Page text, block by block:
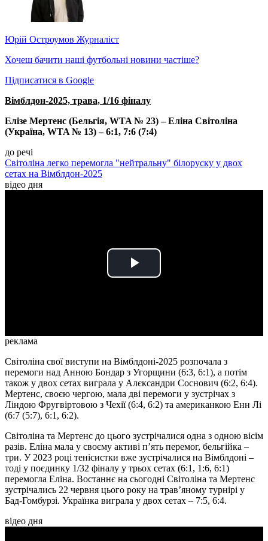
Юрій Остроумов Журналіст
Хочеш бачити наші футбольні новини частіше?
Підписатися в Google
Вімблдон-2025, трава, 1/16 фіналу
Елізе Мертенс (Бельгія, WTA № 23) – Еліна Світоліна
(Україна, WTA № 13) – 6:1, 7:6 (7:4)
до речі
Світоліна легко перемогла "нейтральну" білоруску у двох
сетах на Вімблдон-2025
відео дня
Play
реклама
Світоліна свої виступи на Вімблдоні-2025 розпочала з
перемоги над Анною Бондар з Угорщини (6:3, 6:1), а потім
також у двох сетах виграла у Алєксандри Соснович (6:2, 6:4).
Мертенс, своєю чергою, мала дві перемоги у зустрічах з
Ліндою Фругвіртовою з Чехії (6:4, 6:2) та американкою Енн Лі
(6:7 (5:7), 6:1, 6:2).
Світоліна та Мертенс до цього зустрічалися одна з одною вісім
разів. Еліна мала у своєму активі п’ять перемог, бельгійка –
три. У 2023 році тенісистки вже зустрічалися на Вімблдоні –
тоді у поєдинку 1/32 фіналу у трьох сетах (6:1, 1:6, 6:1)
перемогла Еліна. Востаннє на сьогодні Світоліна та Мертенс
зустрічались 22 червня цього року на трав’яному турнірі у
Бад-Гомбурзі. Українка виграла у двох сетах – 7:5, 6:4.
відео дня